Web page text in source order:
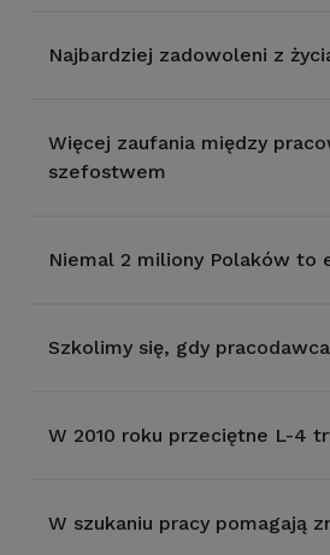
Najbardziej zadowoleni z
Więcej zaufania między
szefostwem
Niemal 2 miliony Polaków to
Szkolimy się, gdy
W 2010 roku przeciętne L-4
W szukaniu pracy pomagają